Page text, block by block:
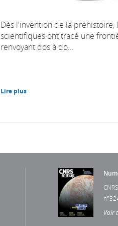
Dès l'invention de la préhistoire,
scientifiques ont tracé une
renvoyant dos à do...
Lire plus
Voir